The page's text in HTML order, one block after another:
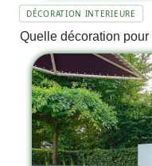
DÉCORATION INTERIEURE
Quelle décoration pour